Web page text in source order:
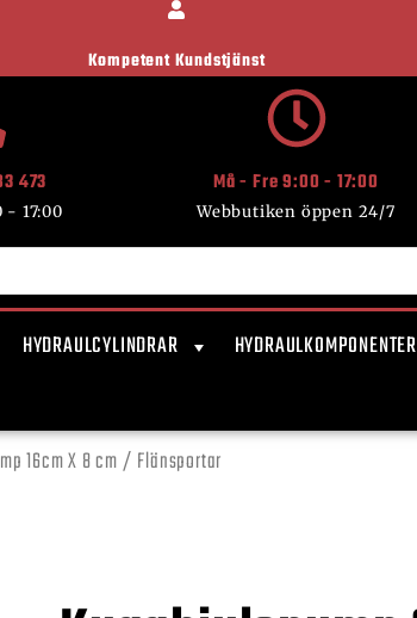
Kompetent Kundstjänst
473
- 17:00
Må - Fre 9:00 - 17:00
Webbutiken öppen 24/7
HYDRAULCYLINDRAR
HYDRAULKOMPONENTER
16cm X 8 cm / Flänsportar